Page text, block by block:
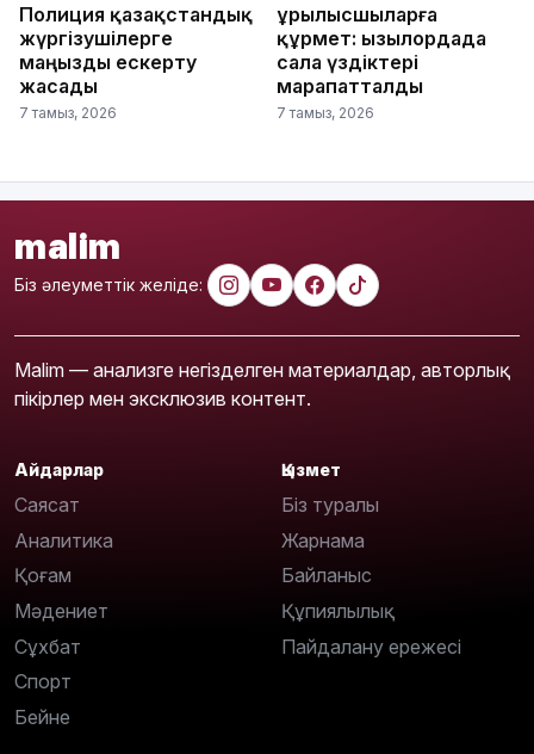
Полиция қазақстандық
жүргізушілерге
маңызды ескерту
жасады
7 тамыз, 2026
Құрылысшыларға
құрмет: Қызылордада
сала үздіктері
марапатталды
7 тамыз, 2026
malim
Біз әлеуметтік желіде:
Malim — анализге негізделген материалдар, авторлық
пікірлер мен эксклюзив контент.
Айдарлар
Саясат
Аналитика
Қоғам
Мәдениет
Сұхбат
Спорт
Бейне
Қызмет
Біз туралы
Жарнама
Байланыс
Құпиялылық
Пайдалану ережесі